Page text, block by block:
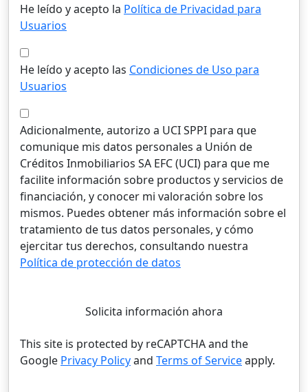
He leído y acepto la Política de Privacidad para
Usuarios
He leído y acepto las Condiciones de Uso para
Usuarios
Adicionalmente, autorizo a UCI SPPI para que
comunique mis datos personales a Unión de
Créditos Inmobiliarios SA EFC (UCI) para que me
facilite información sobre productos y servicios de
financiación, y conocer mi valoración sobre los
mismos. Puedes obtener más información sobre el
tratamiento de tus datos personales, y cómo
ejercitar tus derechos, consultando nuestra
Política de protección de datos
Solicita información ahora
This site is protected by reCAPTCHA and the
Google Privacy Policyand Terms of Serviceapply.